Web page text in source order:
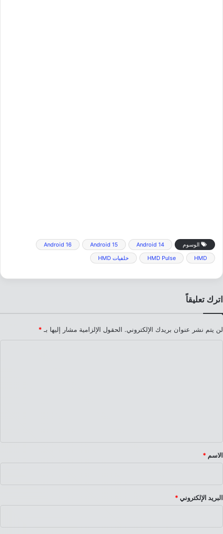
الوسوم Android 14
Android 15
Android 16
HMD
HMD Pulse خلفيات HMD
اترك تعليقاً
لن يتم نشر عنوان بريدك الإلكتروني. الحقول الإلزامية مشار إليها بـ *
*
الاسم *
البريد الإلكتروني *